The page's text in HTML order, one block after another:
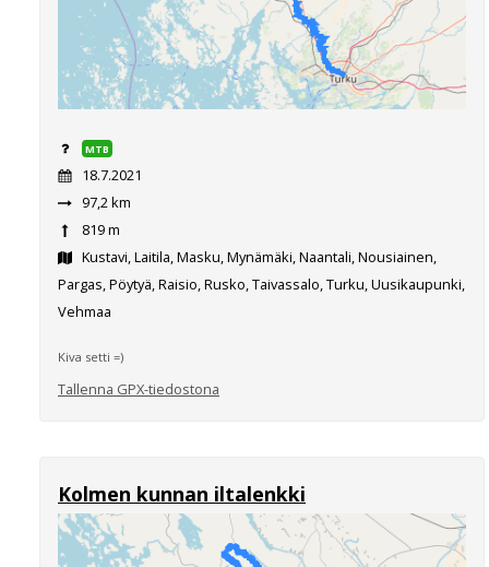
MTB
18.7.2021
97,2 km
819 m
Kustavi, Laitila, Masku, Mynämäki, Naantali, Nousiainen,
Pargas, Pöytyä, Raisio, Rusko, Taivassalo, Turku, Uusikaupunki,
Vehmaa
Kiva setti =)
Tallenna GPX-tiedostona
Kolmen kunnan iltalenkki